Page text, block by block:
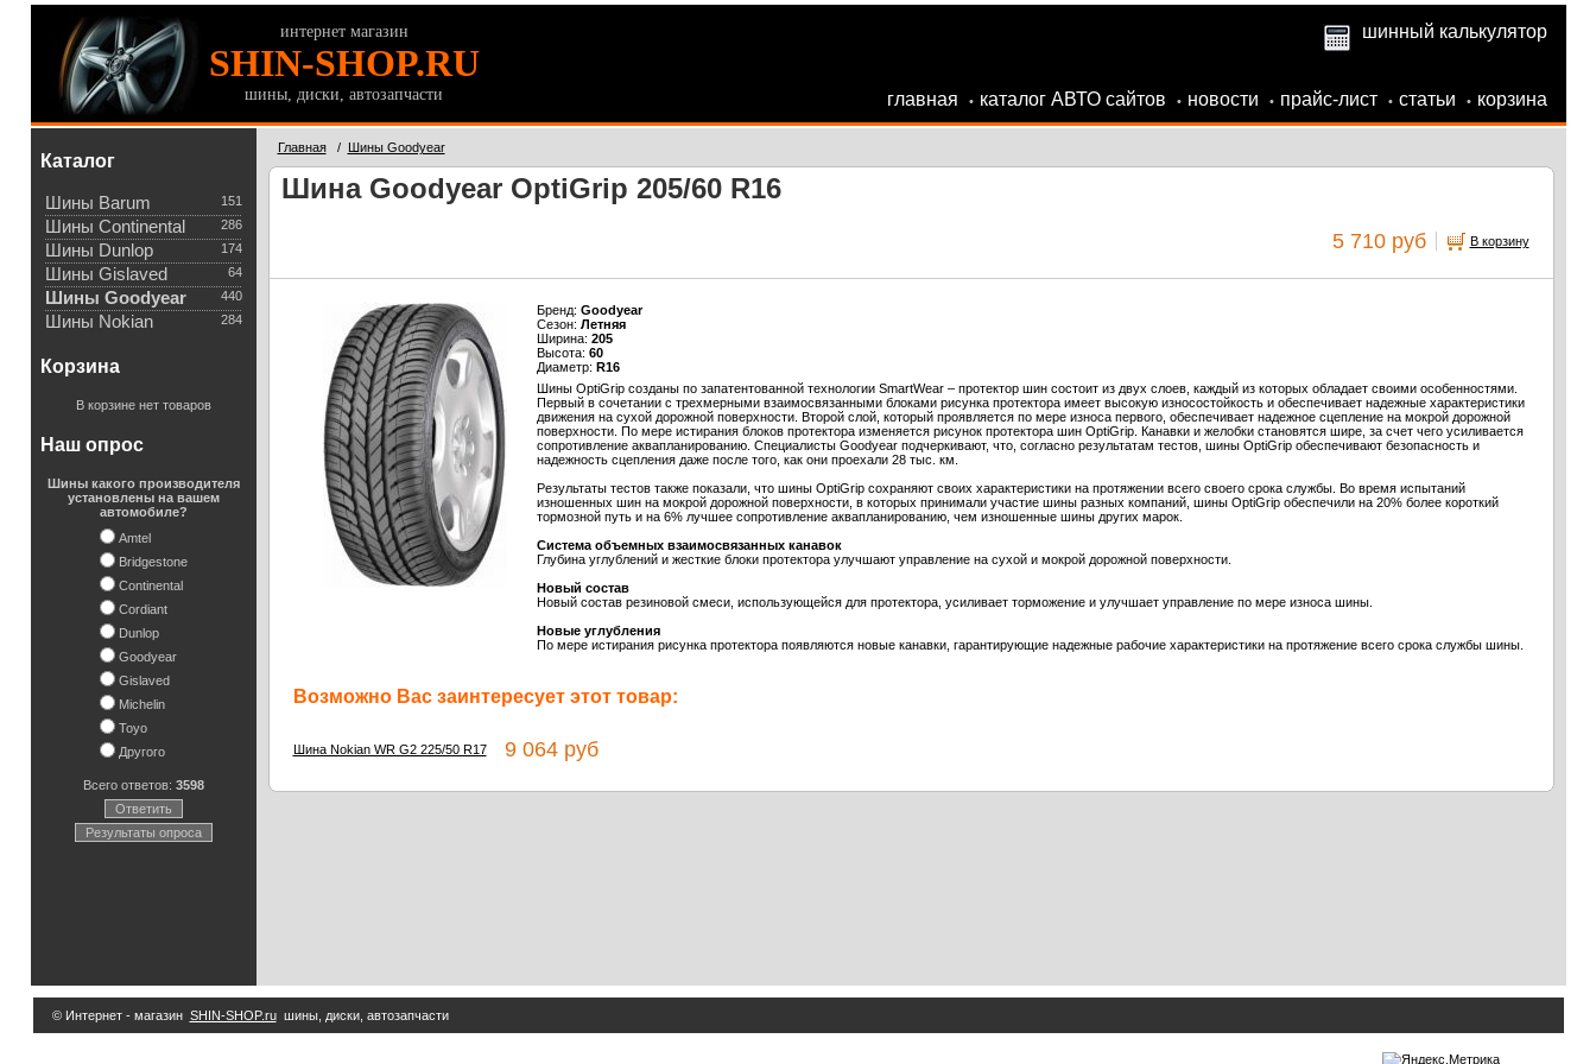
интернет магазин
SHIN-SHOP.RU
шины, диски, автозапчасти
шинный калькулятор
главная • каталог АВТО сайтов • новости • прайс-лист • статьи • корзина
Каталог
151
Шины Barum
286
Шины Continental
174
Шины Dunlop
64
Шины Gislaved
440
Шины Goodyear
284
Шины Nokian
Корзина
В корзине нет товаров
Наш опрос
Шины какого производителя
установлены на вашем
автомобиле?
Amtel
Bridgestone
Continental
Cordiant
Dunlop
Goodyear
Gislaved
Michelin
Toyo
Другого
Всего ответов: 3598
Ответить
Результаты опроса
Главная/ Шины Goodyear
Шина Goodyear OptiGrip 205/60 R16
5 710 руб В корзину
Бренд: Goodyear
Сезон: Летняя
Ширина: 205
Высота: 60
Диаметр: R16
Шины OptiGrip созданы по запатентованной технологии SmartWear – протектор шин состоит из двух слоев, каждый из которых обладает своими особенностями.
Первый в сочетании с трехмерными взаимосвязанными блоками рисунка протектора имеет высокую износостойкость и обеспечивает надежные характеристики
движения на сухой дорожной поверхности. Второй слой, который проявляется по мере износа первого, обеспечивает надежное сцепление на мокрой дорожной
поверхности. По мере истирания блоков протектора изменяется рисунок протектора шин OptiGrip. Канавки и желобки становятся шире, за счет чего усиливается
сопротивление аквапланированию. Специалисты Goodyear подчеркивают, что, согласно результатам тестов, шины OptiGrip обеспечивают безопасность и
надежность сцепления даже после того, как они проехали 28 тыс. км.
Результаты тестов также показали, что шины OptiGrip сохраняют своих характеристики на протяжении всего своего срока службы. Во время испытаний
изношенных шин на мокрой дорожной поверхности, в которых принимали участие шины разных компаний, шины OptiGrip обеспечили на 20% более короткий
тормозной путь и на 6% лучшее сопротивление аквапланированию, чем изношенные шины других марок.
Система объемных взаимосвязанных канавок
Глубина углублений и жесткие блоки протектора улучшают управление на сухой и мокрой дорожной поверхности.
Новый состав
Новый состав резиновой смеси, использующейся для протектора, усиливает торможение и улучшает управление по мере износа шины.
Новые углубления
По мере истирания рисунка протектора появляются новые канавки, гарантирующие надежные рабочие характеристики на протяжение всего срока службы шины.
Возможно Вас заинтересует этот товар:
Шина Nokian WR G2 225/50 R179 064 руб
© Интернет - магазин SHIN-SHOP.ruшины, диски, автозапчасти